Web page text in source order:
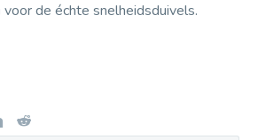
de échte snelheidsduivels.